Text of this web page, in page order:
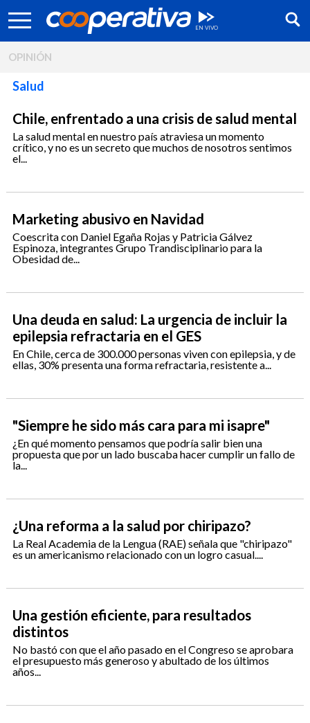
Síguenos:
OPINIÓN
Salud
Chile, enfrentado a una crisis de salud mental
La salud mental en nuestro país atraviesa un momento
crítico, y no es un secreto que muchos de nosotros sentimos
el...
Marketing abusivo en Navidad
Coescrita con Daniel Egaña Rojas y Patricia Gálvez
Espinoza, integrantes Grupo Trandisciplinario para la
Obesidad de...
Una deuda en salud: La urgencia de incluir la
epilepsia refractaria en el GES
En Chile, cerca de 300.000 personas viven con epilepsia, y de
ellas, 30% presenta una forma refractaria, resistente a...
"Siempre he sido más cara para mi isapre"
¿En qué momento pensamos que podría salir bien una
propuesta que por un lado buscaba hacer cumplir un fallo de
la...
¿Una reforma a la salud por chiripazo?
La Real Academia de la Lengua (RAE) señala que "chiripazo"
es un americanismo relacionado con un logro casual....
Una gestión eficiente, para resultados
distintos
No bastó con que el año pasado en el Congreso se aprobara
el presupuesto más generoso y abultado de los últimos
años...